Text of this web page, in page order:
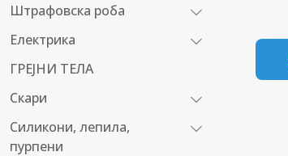
Штрафовска роба
Електрика
ГРЕЈНИ ТЕЛА
Скари
Силикони, лепила,
пурпени